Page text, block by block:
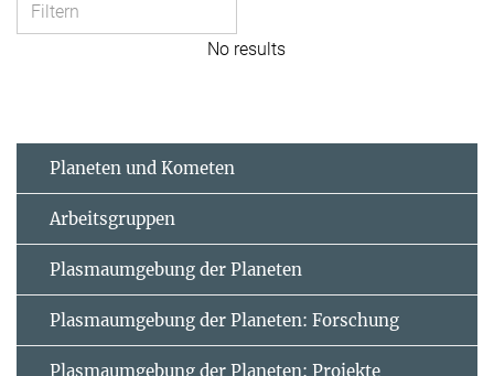
No results
Planeten und Kometen
Arbeitsgruppen
Plasmaumgebung der Planeten
Plasmaumgebung der Planeten: Forschung
Plasmaumgebung der Planeten: Projekte